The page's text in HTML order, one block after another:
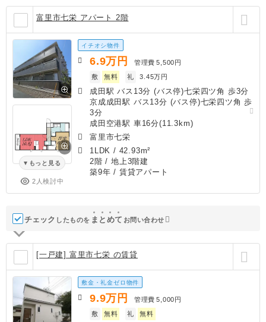
富里市七栄 アパート 2階
もっと見る
2人検討中
イチオシ物件
6.9万円 管理費 5,500円
敷
無料 礼 3.45万円
成田駅 バス13分 (バス停)七栄四ツ角 歩3分
京成成田駅 バス13分 (バス停)七栄四ツ角 歩
3分
成田空港駅 車16分(11.3km)
富里市七栄
1LDK / 42.93m²
2階 / 地上3階建
築9年 / 賃貸アパート
チェック したものを ま と めて お問い合わせ
[一戸建] 富里市七栄 の賃貸
敷金・礼金ゼロ物件
9.9万円 管理費 5,000円
敷
無料 礼 無料